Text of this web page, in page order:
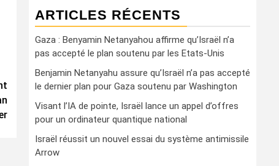
ARTICLES RÉCENTS
Gaza : Benyamin Netanyahou affirme qu’Israël n’a
pas accepté le plan soutenu par les Etats-Unis
Benjamin Netanyahu assure qu’Israël n’a pas accepté
le dernier plan pour Gaza soutenu par Washington
Visant l’IA de pointe, Israël lance un appel d’offres
pour un ordinateur quantique national
Israël réussit un nouvel essai du système antimissile
Arrow